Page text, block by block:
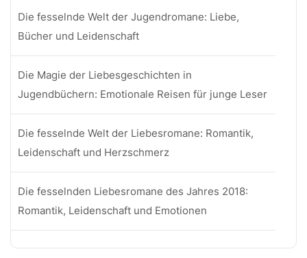
Die fesselnde Welt der Jugendromane: Liebe,
Bücher und Leidenschaft
Die Magie der Liebesgeschichten in
Jugendbüchern: Emotionale Reisen für junge Leser
Die fesselnde Welt der Liebesromane: Romantik,
Leidenschaft und Herzschmerz
Die fesselnden Liebesromane des Jahres 2018:
Romantik, Leidenschaft und Emotionen